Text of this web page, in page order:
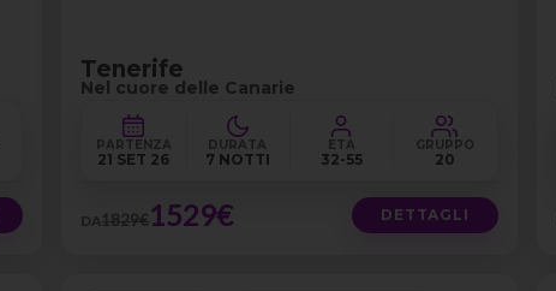
Tenerife
Nel cuore delle Canarie
PARTENZA
21 SET 26
DURATA
7 NOTTI
ETÀ
32-55
GRUPPO
20
DA1829€1529€ DETTAGLI